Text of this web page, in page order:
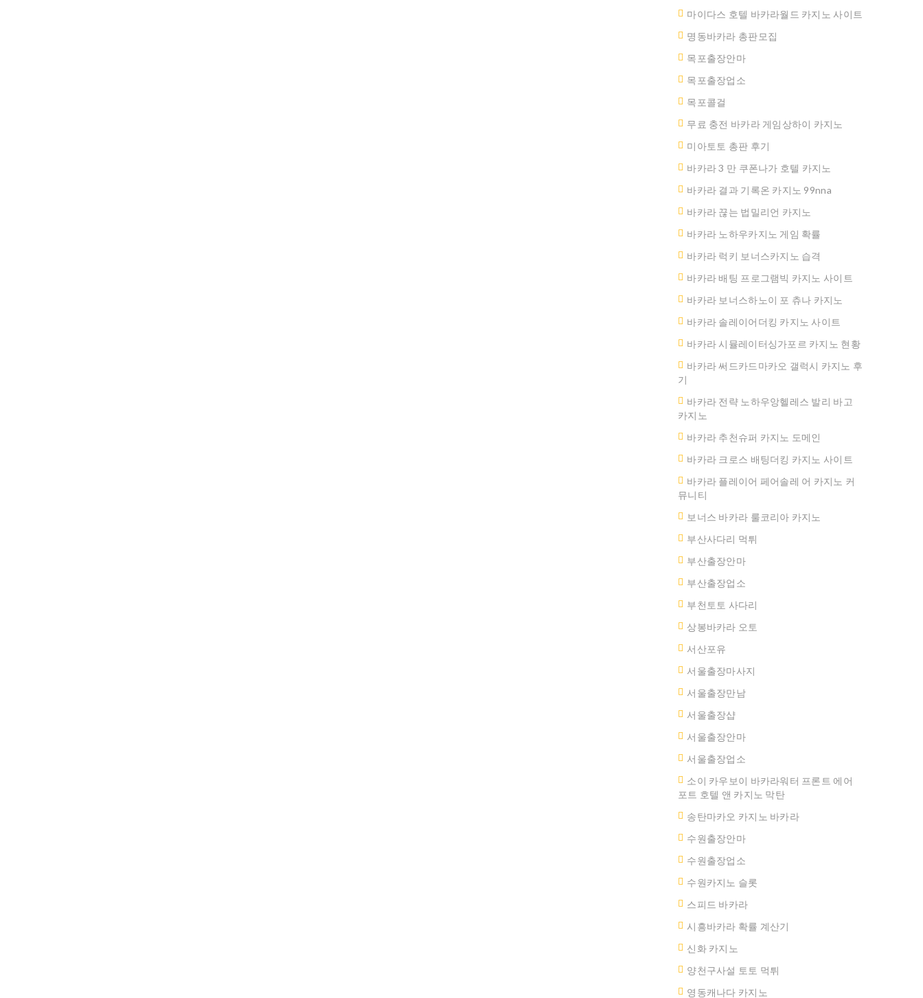
마이다스 호텔 바카라월드 카지노 사이트
명동바카라 총판모집
목포출장안마
목포출장업소
목포콜걸
무료 충전 바카라 게임상하이 카지노
미아토토 총판 후기
바카라 3 만 쿠폰나가 호텔 카지노
바카라 결과 기록온 카지노 99nna
바카라 끊는 법밀리언 카지노
바카라 노하우카지노 게임 확률
바카라 럭키 보너스카지노 습격
바카라 배팅 프로그램빅 카지노 사이트
바카라 보너스하노이 포 츄나 카지노
바카라 솔레이어더킹 카지노 사이트
바카라 시뮬레이터싱가포르 카지노 현황
바카라 써드카드마카오 갤럭시 카지노 후
기
바카라 전략 노하우앙헬레스 발리 바고
카지노
바카라 추천슈퍼 카지노 도메인
바카라 크로스 배팅더킹 카지노 사이트
바카라 플레이어 페어솔레 어 카지노 커
뮤니티
보너스 바카라 룰코리아 카지노
부산사다리 먹튀
부산출장안마
부산출장업소
부천토토 사다리
상봉바카라 오토
서산포유
서울출장마사지
서울출장만남
서울 출장샵
서울출장안마
서울출장업소
소이 카우보이 바카라워터 프론트 에어
포트 호텔 앤 카지노 막탄
송탄마카오 카지노 바카라
수원출장안마
수원출장업소
수원카지노 슬롯
스피드 바카라
시흥바카라 확률 계산기
신화 카지노
양천구사설 토토 먹튀
영동캐나다 카지노